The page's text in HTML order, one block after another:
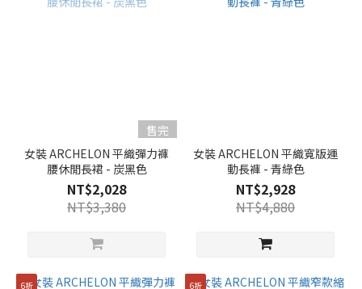
售完
女裝 ARCHELON 平織彈力褲
腰休閒長裙 - 炭黑色
NT$2,028
NT$3,380
女裝 ARCHELON 平織寬版運
動長褲 - 青綠色
NT$2,928
NT$4,880
6折 6折